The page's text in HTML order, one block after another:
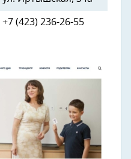
+7 (423) 236-26-55